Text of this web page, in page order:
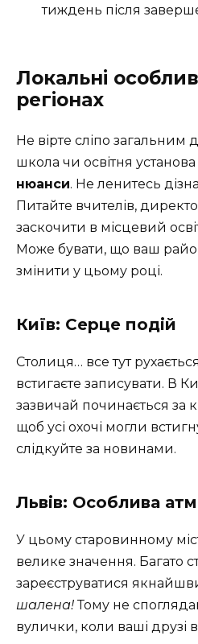
тиждень після
Локальні
регіонах
Не вірте сліпо загальним
школа чи освітня
нюанси. Не ленитесь
Питайте вчителів,
заскочити в місцевий
Може бувати, що ваш
змінити у цьому році.
Київ: Серце подій
Столиця… все тут
встигаєте записувати. В
зазвичай починається за
щоб усі охочі могли
слідкуйте за новинами.
Львів: Особлива
У цьому старовинному
велике значення. Багато
зареєструватися
шалена!Тому не
вулички, коли ваші друзі